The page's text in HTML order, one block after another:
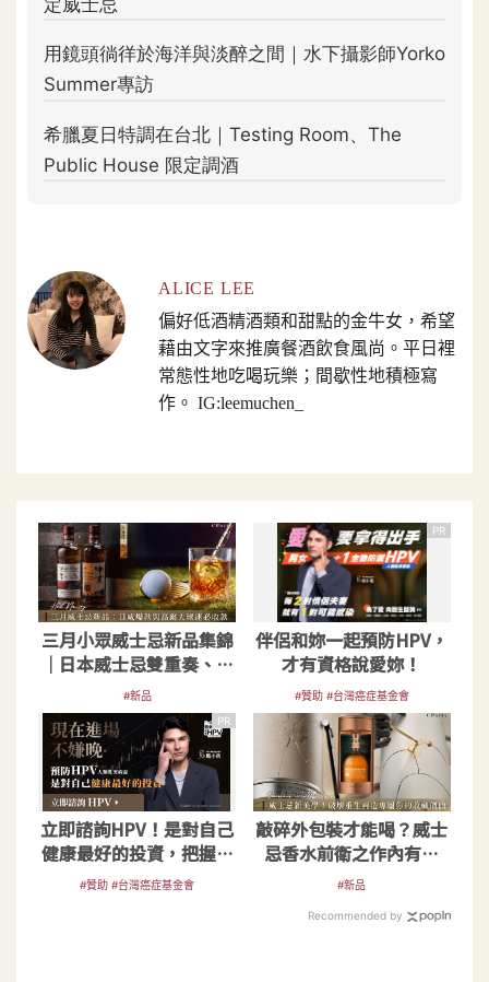
ALICE LEE
偏好低酒精酒類和甜點的金牛女，希望
藉由文字來推廣餐酒飲食風尚。平日裡
常態性地吃喝玩樂；間歇性地積極寫
作。 IG:leemuchen_
三月小眾威士忌新品集錦
｜日本威士忌雙重奏、高
爾夫球迷這款必看
#新品
PR
伴侶和妳一起預防HPV，
才有資格說愛妳！
#贊助 #台灣癌症基金會
PR
立即諮詢HPV！是對自己
健康最好的投資，把握現
在不嫌晚！
#贊助 #台灣癌症基金會
敲碎外包裝才能喝？威士
忌香水前衛之作內有驚
喜，樂玩破壞式美學
#新品
Recommended by